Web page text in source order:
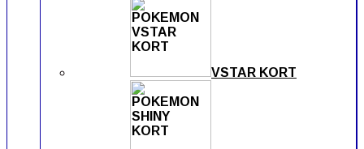
VSTAR KORT